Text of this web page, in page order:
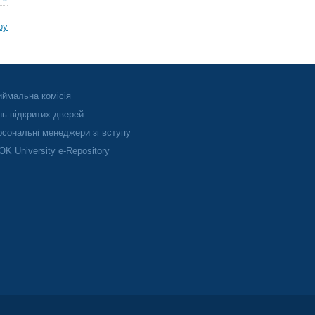
комісія
відкритих дверей
менеджери зі вступу
University e-Repository